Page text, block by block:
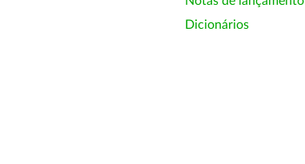
Dicionários